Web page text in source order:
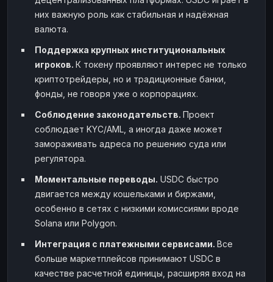
них важную роль как стабильная и надёжная
валюта.
Поддержка крупных институциональных
игроков. К токену проявляют интерес не только
криптотрейдеры, но и традиционные банки,
фонды, не говоря уже о корпорациях.
Соблюдение законодательств. Проект
соблюдает KYC/AML, а иногда даже может
замораживать адреса по решению суда или
регулятора.
Моментальные переводы. USDC быстро
двигается между кошельками и биржами,
особенно в сетях с низкими комиссиями вроде
Solana или Polygon.
Интеграция с платежными сервисами. Все
больше маркетплейсов принимают USDC в
качестве расчетной единицы, расширяя вход на